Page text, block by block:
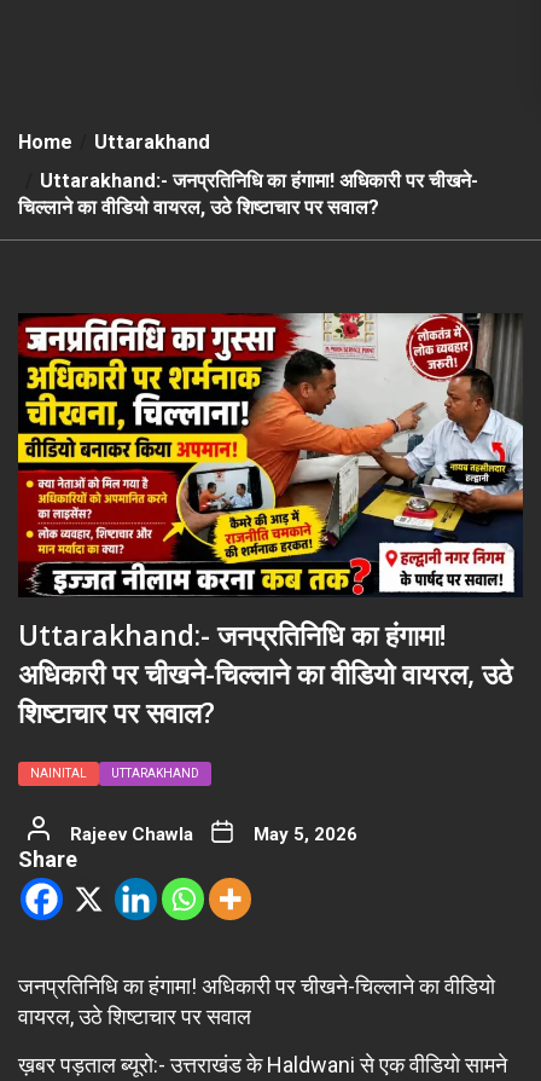
Home
Uttarakhand
Uttarakhand:- जनप्रतिनिधि का हंगामा! अधिकारी पर चीखने-
चिल्लाने का वीडियो वायरल, उठे शिष्टाचार पर सवाल?
Uttarakhand:- जनप्रतिनिधि का हंगामा!
अधिकारी पर चीखने-चिल्लाने का वीडियो वायरल, उठे
शिष्टाचार पर सवाल?
NAINITAL UTTARAKHAND
Rajeev Chawla May 5, 2026
Share
जनप्रतिनिधि का हंगामा! अधिकारी पर चीखने-चिल्लाने का वीडियो
वायरल, उठे शिष्टाचार पर सवाल
ख़बर पड़ताल ब्यूरो:- उत्तराखंड के Haldwani से एक वीडियो सामने